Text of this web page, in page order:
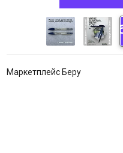
Маркетплейс Беру